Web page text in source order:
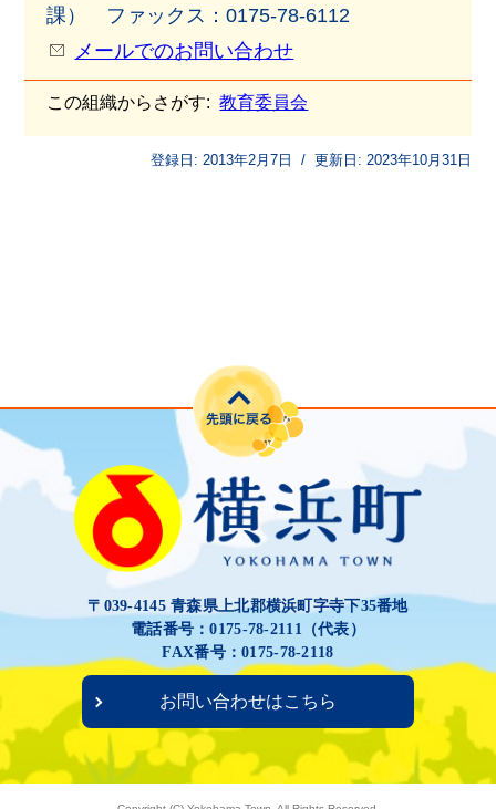
課） ファックス：0175-78-6112
メールでのお問い合わせ
この組織からさがす:教育委員会
登録日: 2013年2月7日 / 更新日: 2023年10月31日
〒039-4145 青森県上北郡横浜町字寺下35番地
電話番号：0175-78-2111（代表）
FAX番号：0175-78-2118
お問い合わせはこちら